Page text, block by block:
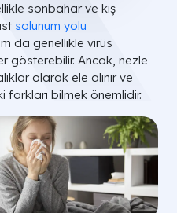
sonbahar ve kış
solunum yolu
da genellikle virüs
gösterebilir. Ancak, nezle
olarak ele alınır ve
farkları bilmek önemlidir.